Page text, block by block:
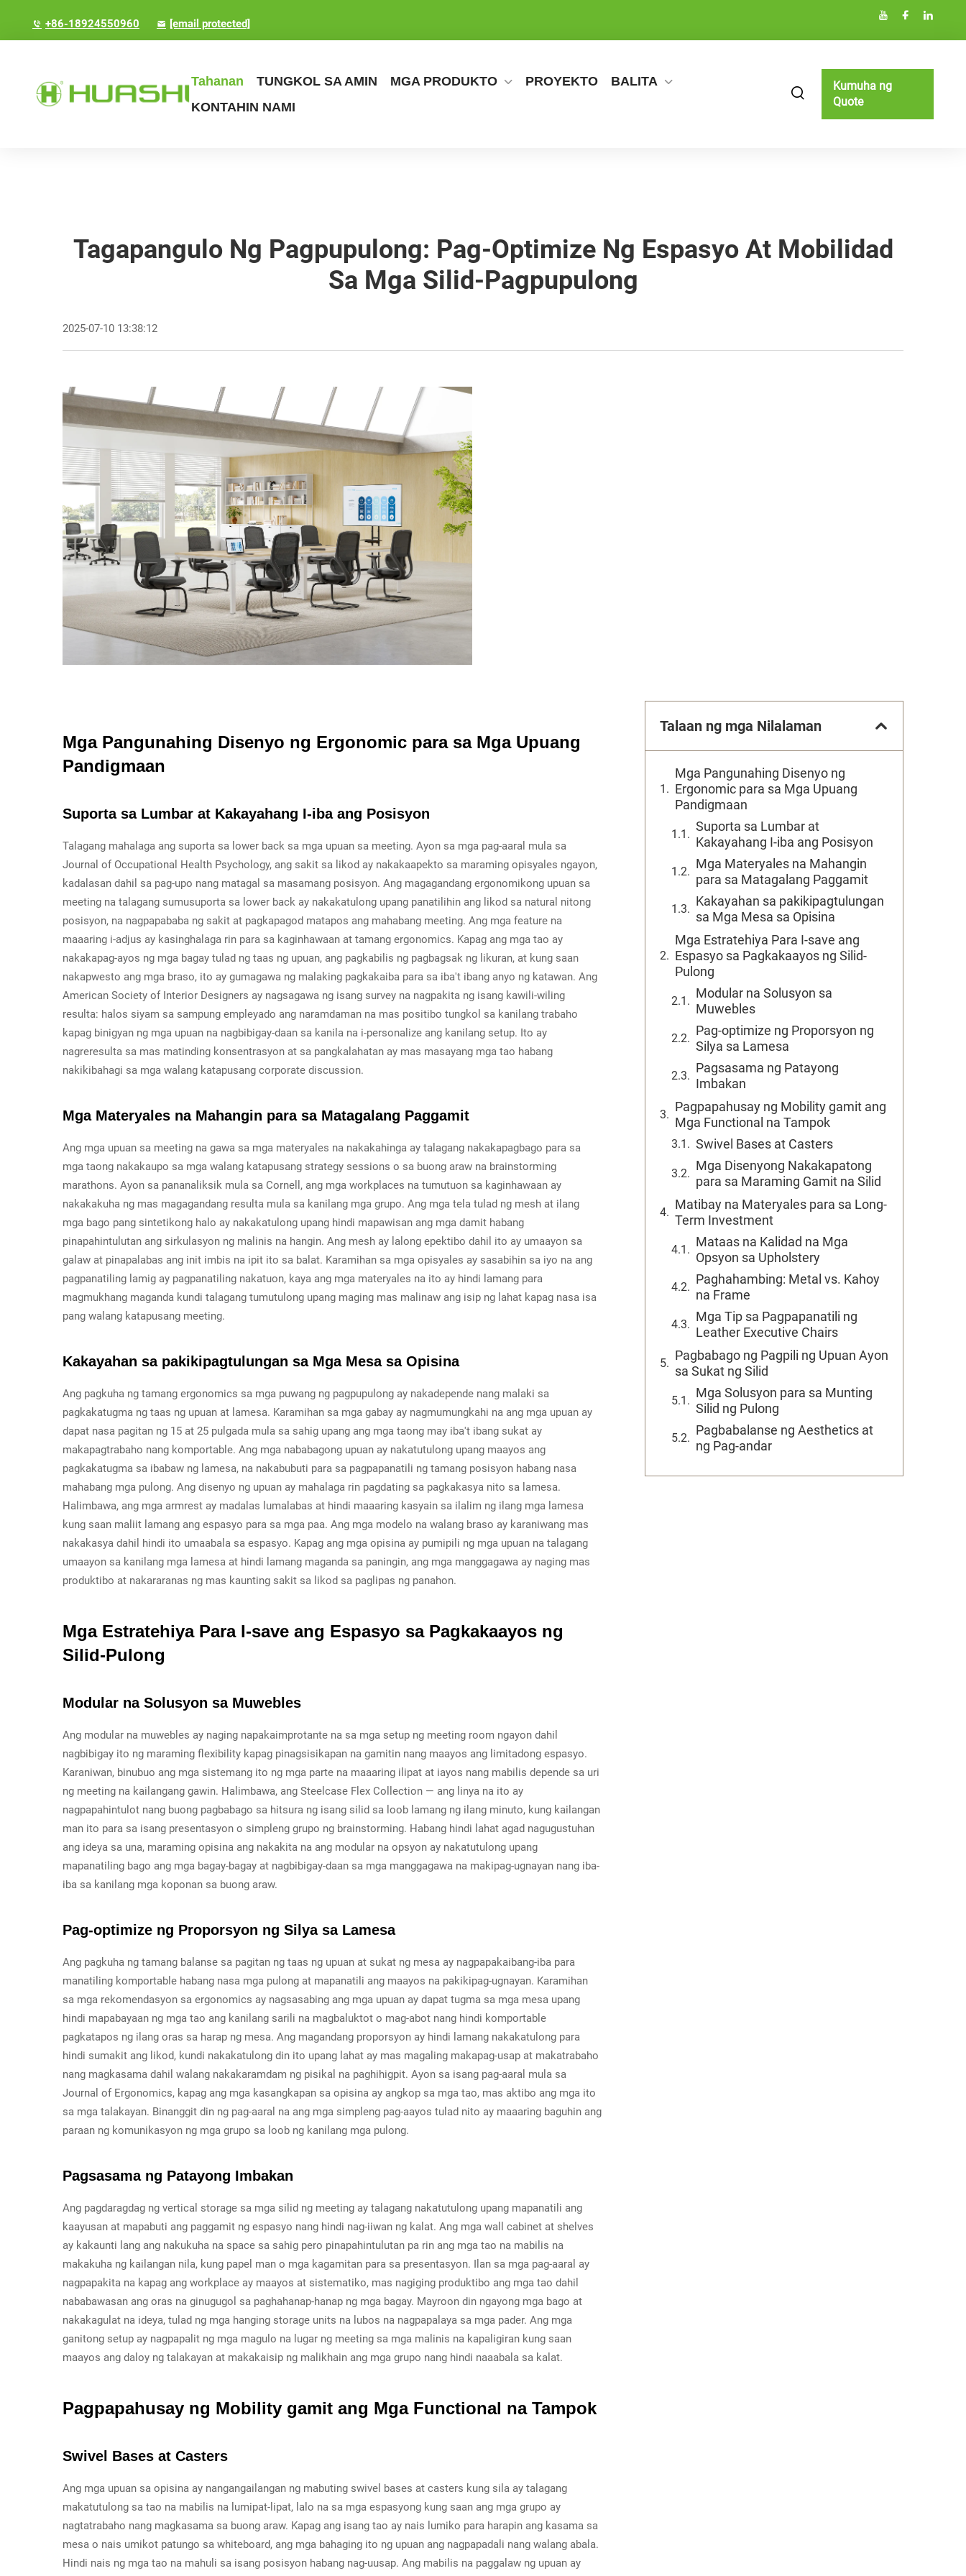
+86-18924550960 [email protected]
Tahanan TUNGKOL SA AMIN MGA PRODUKTO PROYEKTO
BALITA
KONTAHIN NAMI
Kumuha ng
Quote
Tagapangulo Ng Pagpupulong: Pag-Optimize Ng Espasyo At Mobilidad
Sa Mga Silid-Pagpupulong
2025-07-10 13:38:12
Mga Pangunahing Disenyo ng Ergonomic para sa Mga Upuang
Pandigmaan
Suporta sa Lumbar at Kakayahang I-iba ang Posisyon
Talagang mahalaga ang suporta sa lower back sa mga upuan sa meeting. Ayon sa mga pag-aaral mula sa
Journal of Occupational Health Psychology, ang sakit sa likod ay nakakaapekto sa maraming opisyales ngayon,
kadalasan dahil sa pag-upo nang matagal sa masamang posisyon. Ang magagandang ergonomikong upuan sa
meeting na talagang sumusuporta sa lower back ay nakakatulong upang panatilihin ang likod sa natural nitong
posisyon, na nagpapababa ng sakit at pagkapagod matapos ang mahabang meeting. Ang mga feature na
maaaring i-adjus ay kasinghalaga rin para sa kaginhawaan at tamang ergonomics. Kapag ang mga tao ay
nakakapag-ayos ng mga bagay tulad ng taas ng upuan, ang pagkabilis ng pagbagsak ng likuran, at kung saan
nakapwesto ang mga braso, ito ay gumagawa ng malaking pagkakaiba para sa iba't ibang anyo ng katawan. Ang
American Society of Interior Designers ay nagsagawa ng isang survey na nagpakita ng isang kawili-wiling
resulta: halos siyam sa sampung empleyado ang naramdaman na mas positibo tungkol sa kanilang trabaho
kapag binigyan ng mga upuan na nagbibigay-daan sa kanila na i-personalize ang kanilang setup. Ito ay
nagreresulta sa mas matinding konsentrasyon at sa pangkalahatan ay mas masayang mga tao habang
nakikibahagi sa mga walang katapusang corporate discussion.
Mga Materyales na Mahangin para sa Matagalang Paggamit
Ang mga upuan sa meeting na gawa sa mga materyales na nakakahinga ay talagang nakakapagbago para sa
mga taong nakakaupo sa mga walang katapusang strategy sessions o sa buong araw na brainstorming
marathons. Ayon sa pananaliksik mula sa Cornell, ang mga workplaces na tumutuon sa kaginhawaan ay
nakakakuha ng mas magagandang resulta mula sa kanilang mga grupo. Ang mga tela tulad ng mesh at ilang
mga bago pang sintetikong halo ay nakakatulong upang hindi mapawisan ang mga damit habang
pinapahintulutan ang sirkulasyon ng malinis na hangin. Ang mesh ay lalong epektibo dahil ito ay umaayon sa
galaw at pinapalabas ang init imbis na ipit ito sa balat. Karamihan sa mga opisyales ay sasabihin sa iyo na ang
pagpanatiling lamig ay pagpanatiling nakatuon, kaya ang mga materyales na ito ay hindi lamang para
magmukhang maganda kundi talagang tumutulong upang maging mas malinaw ang isip ng lahat kapag nasa isa
pang walang katapusang meeting.
Kakayahan sa pakikipagtulungan sa Mga Mesa sa Opisina
Ang pagkuha ng tamang ergonomics sa mga puwang ng pagpupulong ay nakadepende nang malaki sa
pagkakatugma ng taas ng upuan at lamesa. Karamihan sa mga gabay ay nagmumungkahi na ang mga upuan ay
dapat nasa pagitan ng 15 at 25 pulgada mula sa sahig upang ang mga taong may iba't ibang sukat ay
makapagtrabaho nang komportable. Ang mga nababagong upuan ay nakatutulong upang maayos ang
pagkakatugma sa ibabaw ng lamesa, na nakabubuti para sa pagpapanatili ng tamang posisyon habang nasa
mahabang mga pulong. Ang disenyo ng upuan ay mahalaga rin pagdating sa pagkakasya nito sa lamesa.
Halimbawa, ang mga armrest ay madalas lumalabas at hindi maaaring kasyain sa ilalim ng ilang mga lamesa
kung saan maliit lamang ang espasyo para sa mga paa. Ang mga modelo na walang braso ay karaniwang mas
nakakasya dahil hindi ito umaabala sa espasyo. Kapag ang mga opisina ay pumipili ng mga upuan na talagang
umaayon sa kanilang mga lamesa at hindi lamang maganda sa paningin, ang mga manggagawa ay naging mas
produktibo at nakararanas ng mas kaunting sakit sa likod sa paglipas ng panahon.
Mga Estratehiya Para I-save ang Espasyo sa Pagkakaayos ng
Silid-Pulong
Modular na Solusyon sa Muwebles
Ang modular na muwebles ay naging napakaimprotante na sa mga setup ng meeting room ngayon dahil
nagbibigay ito ng maraming flexibility kapag pinagsisikapan na gamitin nang maayos ang limitadong espasyo.
Karaniwan, binubuo ang mga sistemang ito ng mga parte na maaaring ilipat at iayos nang mabilis depende sa uri
ng meeting na kailangang gawin. Halimbawa, ang Steelcase Flex Collection — ang linya na ito ay
nagpapahintulot nang buong pagbabago sa hitsura ng isang silid sa loob lamang ng ilang minuto, kung kailangan
man ito para sa isang presentasyon o simpleng grupo ng brainstorming. Habang hindi lahat agad nagugustuhan
ang ideya sa una, maraming opisina ang nakakita na ang modular na opsyon ay nakatutulong upang
mapanatiling bago ang mga bagay-bagay at nagbibigay-daan sa mga manggagawa na makipag-ugnayan nang iba-
iba sa kanilang mga koponan sa buong araw.
Pag-optimize ng Proporsyon ng Silya sa Lamesa
Ang pagkuha ng tamang balanse sa pagitan ng taas ng upuan at sukat ng mesa ay nagpapakaibang-iba para
manatiling komportable habang nasa mga pulong at mapanatili ang maayos na pakikipag-ugnayan. Karamihan
sa mga rekomendasyon sa ergonomics ay nagsasabing ang mga upuan ay dapat tugma sa mga mesa upang
hindi mapabayaan ng mga tao ang kanilang sarili na magbaluktot o mag-abot nang hindi komportable
pagkatapos ng ilang oras sa harap ng mesa. Ang magandang proporsyon ay hindi lamang nakakatulong para
hindi sumakit ang likod, kundi nakakatulong din ito upang lahat ay mas magaling makapag-usap at makatrabaho
nang magkasama dahil walang nakakaramdam ng pisikal na paghihigpit. Ayon sa isang pag-aaral mula sa
Journal of Ergonomics, kapag ang mga kasangkapan sa opisina ay angkop sa mga tao, mas aktibo ang mga ito
sa mga talakayan. Binanggit din ng pag-aaral na ang mga simpleng pag-aayos tulad nito ay maaaring baguhin ang
paraan ng komunikasyon ng mga grupo sa loob ng kanilang mga pulong.
Pagsasama ng Patayong Imbakan
Ang pagdaragdag ng vertical storage sa mga silid ng meeting ay talagang nakatutulong upang mapanatili ang
kaayusan at mapabuti ang paggamit ng espasyo nang hindi nag-iiwan ng kalat. Ang mga wall cabinet at shelves
ay kakaunti lang ang nakukuha na space sa sahig pero pinapahintulutan pa rin ang mga tao na mabilis na
makakuha ng kailangan nila, kung papel man o mga kagamitan para sa presentasyon. Ilan sa mga pag-aaral ay
nagpapakita na kapag ang workplace ay maayos at sistematiko, mas nagiging produktibo ang mga tao dahil
nababawasan ang oras na ginugugol sa paghahanap-hanap ng mga bagay. Mayroon din ngayong mga bago at
nakakagulat na ideya, tulad ng mga hanging storage units na lubos na nagpapalaya sa mga pader. Ang mga
ganitong setup ay nagpapalit ng mga magulo na lugar ng meeting sa mga malinis na kapaligiran kung saan
maayos ang daloy ng talakayan at makakaisip ng malikhain ang mga grupo nang hindi naaabala sa kalat.
Pagpapahusay ng Mobility gamit ang Mga Functional na Tampok
Swivel Bases at Casters
Ang mga upuan sa opisina ay nangangailangan ng mabuting swivel bases at casters kung sila ay talagang
makatutulong sa tao na mabilis na lumipat-lipat, lalo na sa mga espasyong kung saan ang mga grupo ay
nagtatrabaho nang magkasama sa buong araw. Kapag ang isang tao ay nais lumiko para harapin ang kasama sa
mesa o nais umikot patungo sa whiteboard, ang mga bahaging ito ng upuan ang nagpapadali nang walang abala.
Hindi nais ng mga tao na mahuli sa isang posisyon habang nag-uusap. Ang mabilis na paggalaw ng upuan ay
Talaan ng mga Nilalaman
Mga Pangunahing Disenyo ng
Ergonomic para sa Mga Upuang
Pandigmaan
Suporta sa Lumbar at
Kakayahang I-iba ang Posisyon
Mga Materyales na Mahangin
para sa Matagalang Paggamit
Kakayahan sa pakikipagtulungan
sa Mga Mesa sa Opisina
Mga Estratehiya Para I-save ang
Espasyo sa Pagkakaayos ng Silid-
Pulong
Modular na Solusyon sa
Muwebles
Pag-optimize ng Proporsyon ng
Silya sa Lamesa
Pagsasama ng Patayong
Imbakan
Pagpapahusay ng Mobility gamit ang
Mga Functional na Tampok
Swivel Bases at Casters
Mga Disenyong Nakakapatong
para sa Maraming Gamit na Silid
Matibay na Materyales para sa Long-
Term Investment
Mataas na Kalidad na Mga
Opsyon sa Upholstery
Paghahambing: Metal vs. Kahoy
na Frame
Mga Tip sa Pagpapanatili ng
Leather Executive Chairs
Pagbabago ng Pagpili ng Upuan Ayon
sa Sukat ng Silid
Mga Solusyon para sa Munting
Silid ng Pulong
Pagbabalanse ng Aesthetics at
ng Pag-andar